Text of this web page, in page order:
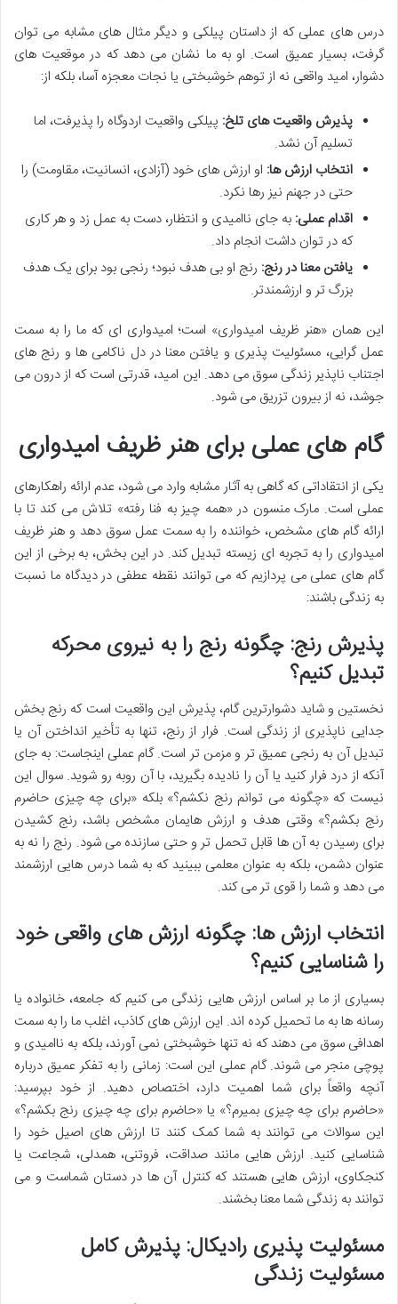
درس های عملی که از داستان پیلکی و دیگر مثال های مشابه می توان
گرفت، بسیار عمیق است. او به ما نشان می دهد که در موقعیت های
دشوار، امید واقعی نه از توهم خوشبختی یا نجات معجزه آسا، بلکه از:
پذیرش واقعیت های تلخ: پیلکی واقعیت اردوگاه را پذیرفت، اما
تسلیم آن نشد.
انتخاب ارزش ها: او ارزش های خود (آزادی، انسانیت، مقاومت) را
حتی در جهنم نیز رها نکرد.
اقدام عملی: به جای ناامیدی و انتظار، دست به عمل زد و هر کاری
که در توان داشت انجام داد.
یافتن معنا در رنج: رنج او بی هدف نبود؛ رنجی بود برای یک هدف
بزرگ تر و ارزشمندتر.
این همان «هنر ظریف امیدواری» است؛ امیدواری ای که ما را به سمت
عمل گرایی، مسئولیت پذیری و یافتن معنا در دل ناکامی ها و رنج های
اجتناب ناپذیر زندگی سوق می دهد. این امید، قدرتی است که از درون می
جوشد، نه از بیرون تزریق می شود.
گام های عملی برای هنر ظریف امیدواری
یکی از انتقاداتی که گاهی به آثار مشابه وارد می شود، عدم ارائه راهکارهای
عملی است. مارک منسون در «همه چیز به فنا رفته» تلاش می کند تا با
ارائه گام های مشخص، خواننده را به سمت عمل سوق دهد و هنر ظریف
امیدواری را به تجربه ای زیسته تبدیل کند. در این بخش، به برخی از این
گام های عملی می پردازیم که می توانند نقطه عطفی در دیدگاه ما نسبت
به زندگی باشند:
پذیرش رنج: چگونه رنج را به نیروی محرکه
تبدیل کنیم؟
نخستین و شاید دشوارترین گام، پذیرش این واقعیت است که رنج بخش
جدایی ناپذیری از زندگی است. فرار از رنج، تنها به تأخیر انداختن آن یا
تبدیل آن به رنجی عمیق تر و مزمن تر است. گام عملی اینجاست: به جای
آنکه از درد فرار کنید یا آن را نادیده بگیرید، با آن روبه رو شوید. سوال این
نیست که «چگونه می توانم رنج نکشم؟» بلکه «برای چه چیزی حاضرم
رنج بکشم؟» وقتی هدف و ارزش هایمان مشخص باشد، رنج کشیدن
برای رسیدن به آن ها قابل تحمل تر و حتی سازنده می شود. رنج را نه به
عنوان دشمن، بلکه به عنوان معلمی ببینید که به شما درس هایی ارزشمند
می دهد و شما را قوی تر می کند.
انتخاب ارزش ها: چگونه ارزش های واقعی خود
را شناسایی کنیم؟
بسیاری از ما بر اساس ارزش هایی زندگی می کنیم که جامعه، خانواده یا
رسانه ها به ما تحمیل کرده اند. این ارزش های کاذب، اغلب ما را به سمت
اهدافی سوق می دهند که نه تنها خوشبختی نمی آورند، بلکه به ناامیدی و
پوچی منجر می شوند. گام عملی این است: زمانی را به تفکر عمیق درباره
آنچه واقعاً برای شما اهمیت دارد، اختصاص دهید. از خود بپرسید:
«حاضرم برای چه چیزی بمیرم؟» یا «حاضرم برای چه چیزی رنج بکشم؟»
این سوالات می توانند به شما کمک کنند تا ارزش های اصیل خود را
شناسایی کنید. ارزش هایی مانند صداقت، فروتنی، همدلی، شجاعت یا
کنجکاوی، ارزش هایی هستند که کنترل آن ها در دستان شماست و می
توانند به زندگی شما معنا بخشند.
مسئولیت پذیری رادیکال: پذیرش کامل
مسئولیت زندگی